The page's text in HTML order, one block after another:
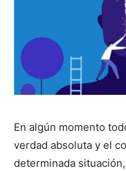
En algún momento
verdad absoluta y el
determinada